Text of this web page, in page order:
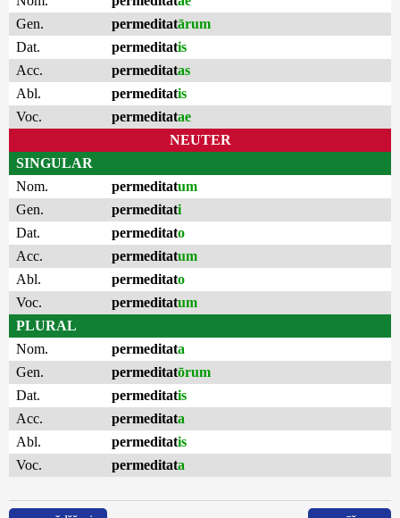
Gen.
permeditatārum
Dat.
permeditatis
Acc.
permeditatas
Abl.
permeditatis
Voc.
permeditatae
NEUTER
SINGULAR
Nom.
permeditatum
Gen.
permeditati
Dat.
permeditato
Acc.
permeditatum
Abl.
permeditato
Voc.
permeditatum
PLURAL
Nom.
permeditata
Gen.
permeditatōrum
Dat.
permeditatis
Acc.
permeditata
Abl.
permeditatis
Voc.
permeditata